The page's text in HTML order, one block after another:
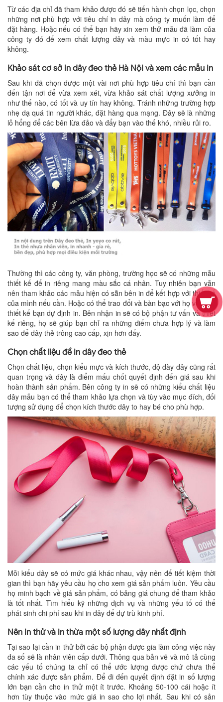
Từ các địa chỉ đã tham khảo được đó sẽ tiến hành chọn lọc, chọn
những nơi phù hợp với tiêu chí in dây mà công ty muốn làm để
đặt hàng. Hoặc nếu có thể bạn hãy xin xem thử mẫu đã làm của
công ty đó để xem chất lượng dây và màu mực in có tốt hay
không.
Khảo sát cơ sở in dây đeo thẻ Hà Nộivà xem các mẫu in
Sau khi đã chọn được một vài nơi phù hợp tiêu chí thì bạn cần
đến tận nơi để vừa xem xét, vừa khảo sát chất lượng xưởng in
như thế nào, có tốt và uy tín hay không. Tránh những trường hợp
nhẹ dạ quá tin người khác, đặt hàng qua mạng. Đây sẽ là những
lỗ hổng để các bên lừa đảo và đẩy bạn vào thế khó, nhiều rủi ro.
Thường thì các công ty, văn phòng, trường học sẽ có những mẫu
thiết kế để in riêng mang màu sắc cá nhân. Tuy nhiên bạn vẫn
nên tham khảo các mẫu hiện có sẵn bên in để kết hợp với thiết kế
của mình nếu cần. Hoặc có thể trao đổi và bàn bạc với họ về mẫu
thiết kế bạn dự định in. Bên nhận in sẽ có bộ phận tư vấn và thiết
kế riêng, họ sẽ giúp bạn chỉ ra những điểm chưa hợp lý và làm
sao để dây thẻ trông cao cấp, xịn hơn đấy.
Chọn chất liệu để in dây đeo thẻ
Chọn chất liệu, chọn kiểu mực và kích thước, độ dày dây cũng rất
quan trọng và đây là điểm mấu chốt quyết định đến giá sau khi
hoàn thành sản phẩm. Bên công ty in sẽ có những kiểu chất liệu
dây mẫu bạn có thể tham khảo lựa chọn và tùy vào mục đích, đối
tượng sử dụng để chọn kích thước dây to hay bé cho phù hợp.
Mỗi kiểu dây sẽ có mức giá khác nhau, vậy nên để tiết kiệm thời
gian thì bạn hãy yêu cầu họ cho xem giá sản phẩm luôn. Yêu cầu
họ minh bạch về giá sản phẩm, có bảng giá chung để tham khảo
là tốt nhất. Tìm hiểu kỹ những dịch vụ và những yếu tố có thể
phát sinh chi phí sau khi in dây để dự trù kinh phí.
Nên in thử và in thừa một số lượng dây nhất định
Tại sao lại cần in thử bởi các bộ phận được gia làm công việc này
đa số sẽ là nhân viên cấp dưới. Thông qua bản vẽ và mô tả cùng
các yếu tố chúng ta chỉ có thể ước lượng được chứ chưa thể
chính xác được sản phẩm. Để đi đến quyết định đặt in số lượng
lớn bạn cần cho in thử một ít trước. Khoảng 50-100 cái hoặc ít
hơn tùy thuộc vào mức giá in sao cho lợi nhất. Sau khi có sản